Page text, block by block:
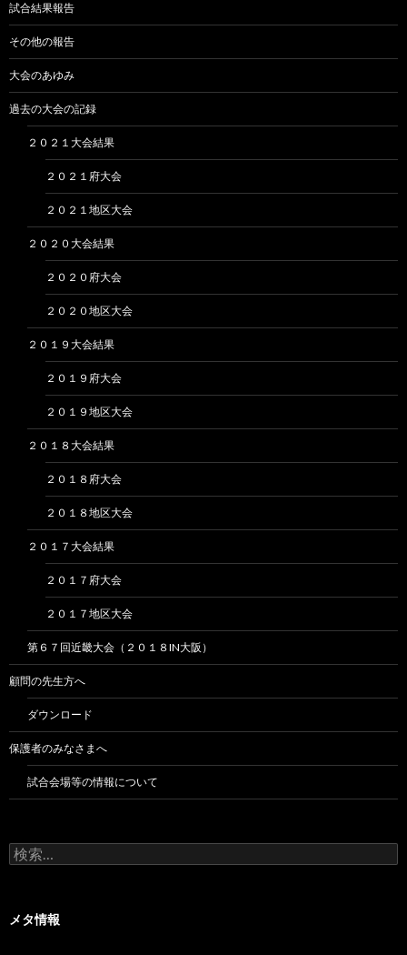
試合結果報告
その他の報告
大会のあゆみ
過去の大会の記録
２０２１大会結果
２０２１府大会
２０２１地区大会
２０２０大会結果
２０２０府大会
２０２０地区大会
２０１９大会結果
２０１９府大会
２０１９地区大会
２０１８大会結果
２０１８府大会
２０１８地区大会
２０１７大会結果
２０１７府大会
２０１７地区大会
第６７回近畿大会（２０１８IN大阪）
顧問の先生方へ
ダウンロード
保護者のみなさまへ
試合会場等の情報について
検
索:
メタ情報